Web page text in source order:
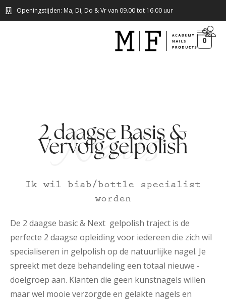
Openingstijden: Ma, Di, Do & Vr van 09.00 tot 16.00 uur
0
Nails
2 daagse Basis &
Vervolg gelpolish
Ik wil biab/bottle specialist
worden
De 2 daagse basic & Next gelpolish traject is de
perfecte 2 daagse opleiding voor iedereen die zich wil
­specialiseren in gelpolish op de natuurlijke nagel. Je
spreekt met deze behandeling een totaal nieuwe ­
doelgroep aan. Klanten die geen kunstnagels willen
maar wel mooie verzorgde en gelakte nagels en